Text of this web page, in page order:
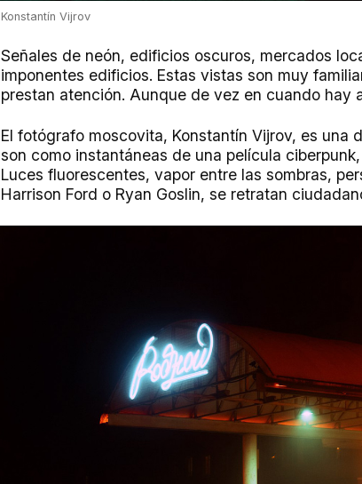
Konstantín Vijrov
Señales de neón, edificios oscuros, mercados
imponentes edificios. Estas vistas son muy
prestan atención. Aunque de vez en cuando hay
El fotógrafo moscovita, Konstantín Vijrov, es una
son como instantáneas de una película
Luces fluorescentes, vapor entre las sombras,
Harrison Ford o Ryan Goslin, se retratan